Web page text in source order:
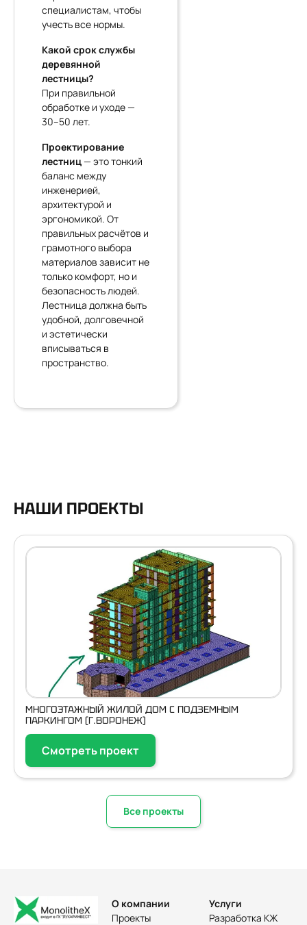
специалистам, чтобы
учесть все нормы.
Какой срок службы
деревянной
лестницы?
При правильной
обработке и уходе —
30–50 лет.
Проектирование
лестниц— это тонкий
баланс между
инженерией,
архитектурой и
эргономикой. От
правильных расчётов и
грамотного выбора
материалов зависит не
только комфорт, но и
безопасность людей.
Лестница должна быть
удобной, долговечной
и эстетически
вписываться в
пространство.
НАШИ ПРОЕКТЫ
МНОГОЭТАЖНЫЙ ЖИЛОЙ ДОМ С ПОДЗЕМНЫМ
ПАРКИНГОМ (Г.ВОРОНЕЖ)
Смотреть проект
Все проекты
О компании
Проекты
Услуги
Разработка КЖ